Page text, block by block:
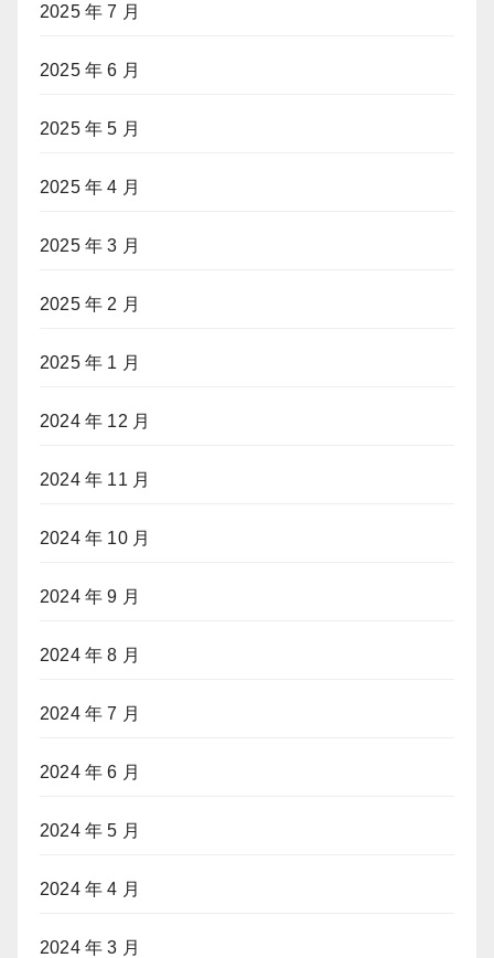
2025 年 7 月
2025 年 6 月
2025 年 5 月
2025 年 4 月
2025 年 3 月
2025 年 2 月
2025 年 1 月
2024 年 12 月
2024 年 11 月
2024 年 10 月
2024 年 9 月
2024 年 8 月
2024 年 7 月
2024 年 6 月
2024 年 5 月
2024 年 4 月
2024 年 3 月